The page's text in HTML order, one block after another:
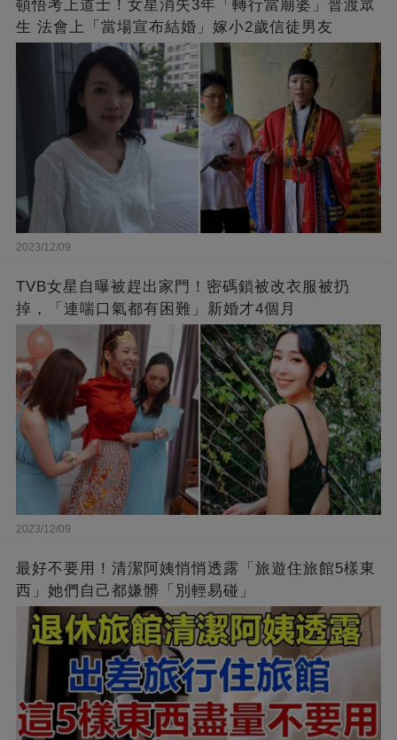
頓悟考上道士！女星消失3年「轉行當廟婆」普渡眾
生 法會上「當場宣布結婚」嫁小2歲信徒男友
2023/12/09
TVB女星自曝被趕出家門！密碼鎖被改衣服被扔
掉，「連喘口氣都有困難」新婚才4個月
2023/12/09
最好不要用！清潔阿姨悄悄透露「旅遊住旅館5樣東
西」她們自己都嫌髒「別輕易碰」